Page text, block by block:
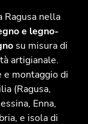
Ragusa nella
e legno-
su misura di
artigianale.
e montaggio di
(Ragusa,
Enna,
e isola di